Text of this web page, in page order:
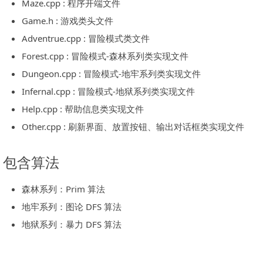
Maze.cpp : 程序开端文件
Game.h : 游戏类头文件
Adventrue.cpp : 冒险模式类文件
Forest.cpp : 冒险模式-森林系列类实现文件
Dungeon.cpp : 冒险模式-地牢系列类实现文件
Infernal.cpp : 冒险模式-地狱系列类实现文件
Help.cpp : 帮助信息类实现文件
Other.cpp : 刷新界面、放置按钮、输出对话框类实现文件
包含算法
森林系列：Prim 算法
地牢系列：图论 DFS 算法
地狱系列：暴力 DFS 算法